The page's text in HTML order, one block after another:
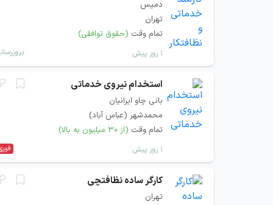
دمیس
تهران
تمام وقت (حقوق توافقی)
۱ روز پیش
استخدام نیروی خدماتی
بانی چاو ایرانیان
محمدشهر (عباس آباد)
تمام وقت (از ۳۰ میلیون به بالا)
۱ روز پیش
کارگر ساده نظافتچی
تهران